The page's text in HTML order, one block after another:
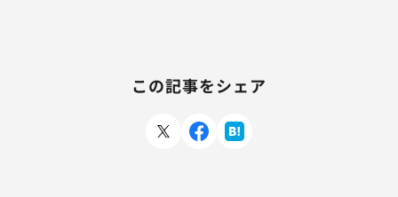
この記事をシェア